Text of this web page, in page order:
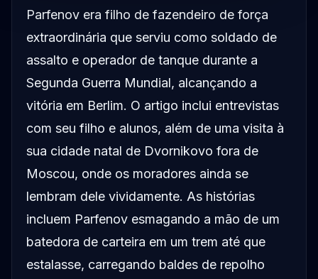
Parfenov era filho de fazendeiro de força
extraordinária que serviu como soldado de
assalto e operador de tanque durante a
Segunda Guerra Mundial, alcançando a
vitória em Berlim. O artigo inclui entrevistas
com seu filho e alunos, além de uma visita à
sua cidade natal de Dvornikovo fora de
Moscou, onde os moradores ainda se
lembram dele vividamente. As histórias
incluem Parfenov esmagando a mão de um
batedora de carteira em um trem até que
estalasse, carregando baldes de repolho